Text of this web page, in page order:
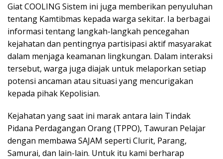
Giat COOLING Sistem ini juga memberikan penyuluhan
tentang Kamtibmas kepada warga sekitar. Ia berbagai
informasi tentang langkah-langkah pencegahan
kejahatan dan pentingnya partisipasi aktif masyarakat
dalam menjaga keamanan lingkungan. Dalam interaksi
tersebut, warga juga diajak untuk melaporkan setiap
potensi ancaman atau situasi yang mencurigakan
kepada pihak Kepolisian.
Kejahatan yang saat ini marak antara lain Tindak
Pidana Perdagangan Orang (TPPO), Tawuran Pelajar
dengan membawa SAJAM seperti Clurit, Parang,
Samurai, dan lain-lain. Untuk itu kami berharap